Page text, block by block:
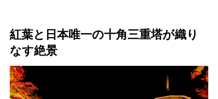
紅葉と日本唯一の十角三重塔が織り
なす絶景